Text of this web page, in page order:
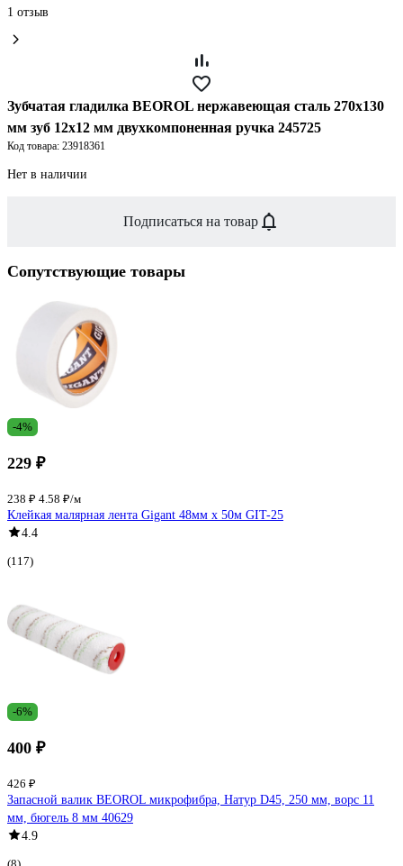
1 отзыв
Зубчатая гладилка BEOROL нержавеющая сталь 270x130
мм зуб 12x12 мм двухкомпоненная ручка 245725
Код товара: 23918361
Нет в наличии
Подписаться на товар
Сопутствующие товары
-4%
229 ₽
238 ₽ 4.58 ₽/м
Клейкая малярная лента Gigant 48мм x 50м GIT-25
4.4
(117)
-6%
400 ₽
426 ₽
Запасной валик BEOROL микрофибра, Натур D45, 250 мм, ворс 11
мм, бюгель 8 мм 40629
4.9